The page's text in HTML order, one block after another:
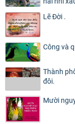
Lẽ Đời .
Công và
Thành
đôi.
Mười